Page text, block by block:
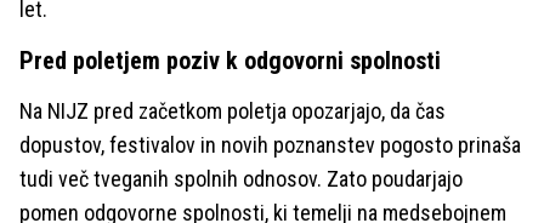
let.
Pred poletjem poziv k odgovorni spolnosti
Na NIJZ pred začetkom poletja opozarjajo, da čas
dopustov, festivalov in novih poznanstev pogosto prinaša
tudi več tveganih spolnih odnosov. Zato poudarjajo
pomen odgovorne spolnosti, ki temelji na medsebojnem